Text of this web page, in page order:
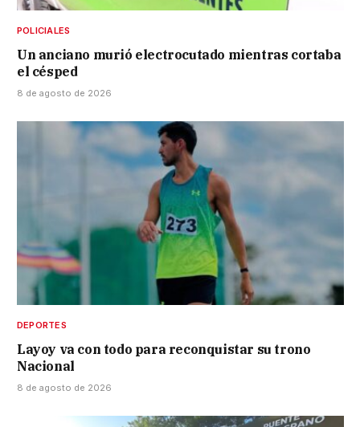
POLICIALES
Un anciano murió electrocutado mientras cortaba
el césped
8 de agosto de 2026
DEPORTES
Layoy va con todo para reconquistar su trono
Nacional
8 de agosto de 2026